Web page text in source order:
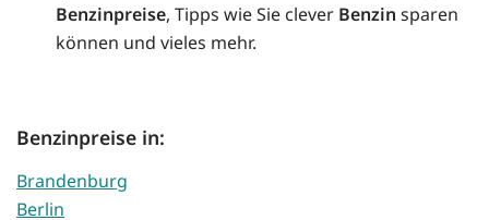
Benzinpreise, Tipps wie Sie clever Benzin sparen
können und vieles mehr.
Benzinpreise in:
Brandenburg
Berlin